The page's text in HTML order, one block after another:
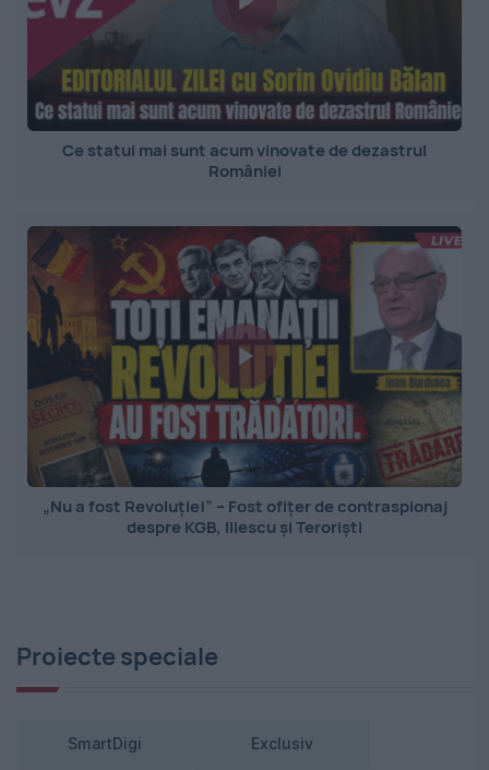
Ce statui mai sunt acum vinovate de dezastrul
României
„Nu a fost Revoluție!” – Fost ofițer de contraspionaj
despre KGB, Iliescu și Teroriști
Proiecte speciale
SmartDigi Exclusiv